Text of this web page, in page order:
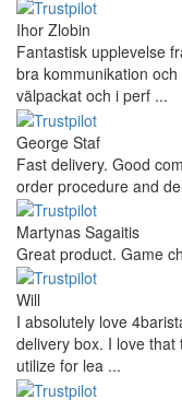
Ihor Zlobin
Fantastisk upplevelse
bra kommunikation
välpackat och i perf ...
George Staf
Fast delivery. Good
order procedure and
Martynas Sagaitis
Great product. Game
Will
I absolutely love
delivery box. I love
utilize for lea ...